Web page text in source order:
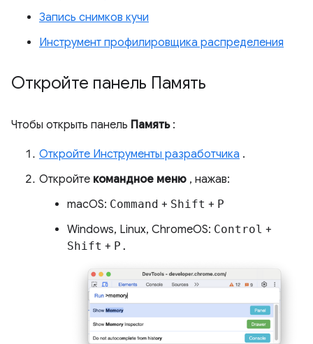
Запись снимков кучи
Инструмент профилировщика распределения
Откройте панель Память
Чтобы открыть панель Память:
Откройте Инструменты разработчика .
Откройте командное меню , нажав:
macOS: Command + Shift + P
Windows, Linux, ChromeOS: Control +
Shift + P.